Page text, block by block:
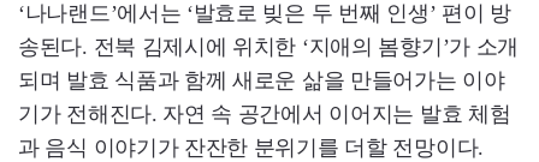
‘나나랜드’에서는 ‘발효로 빚은 두 번째 인생’ 편이 방
송된다. 전북 김제시에 위치한 ‘지애의 봄향기’가 소개
되며 발효 식품과 함께 새로운 삶을 만들어가는 이야
기가 전해진다. 자연 속 공간에서 이어지는 발효 체험
과 음식 이야기가 잔잔한 분위기를 더할 전망이다.